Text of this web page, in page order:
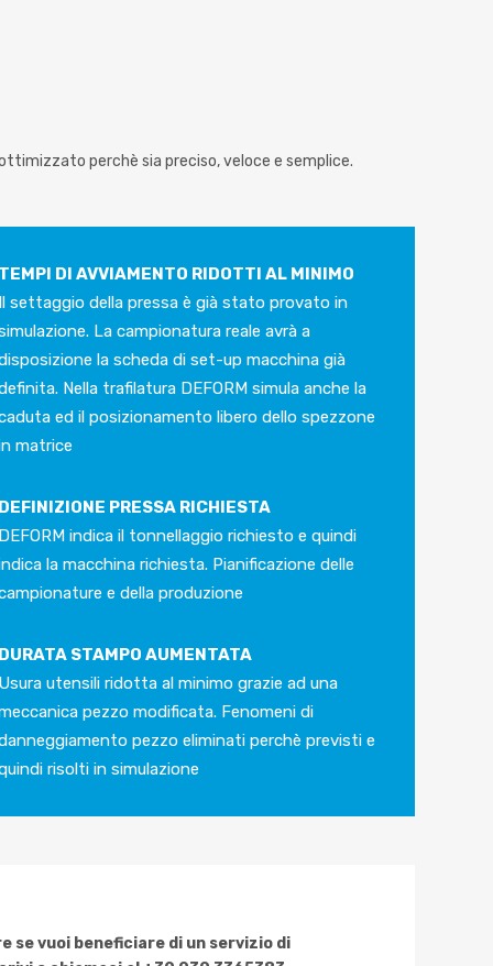
perchè sia preciso, veloce e semplice.
DI AVVIAMENTO RIDOTTI AL MINIMO
settaggio della pressa è già stato provato in
La campionatura reale avrà a
la scheda di set-up macchina già
Nella trafilatura DEFORM simula anche la
ed il posizionamento libero dello spezzone
matrice
PRESSA RICHIESTA
indica il tonnellaggio richiesto e quindi
la macchina richiesta. Pianificazione delle
e della produzione
STAMPO AUMENTATA
utensili ridotta al minimo grazie ad una
pezzo modificata. Fenomeni di
pezzo eliminati perchè previsti e
risolti in simulazione
se vuoi beneficiare di un servizio di